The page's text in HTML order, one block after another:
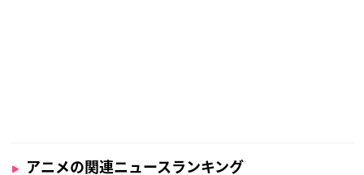
アニメの関連ニュースランキング